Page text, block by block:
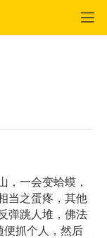
一会变蛤蟆，
当之蛋疼，其他
弹跳人堆，佛法
便抓个人，然后